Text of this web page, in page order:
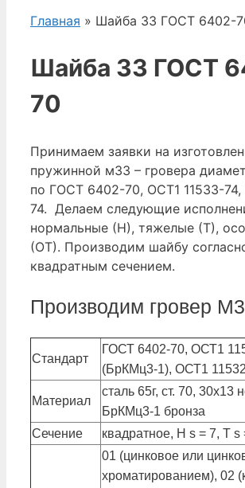
Главная » Шайба 33 ГОСТ 6402-
Шайба 33 ГОСТ
70
Принимаем заявки на
пружинной м33 – гровера
по ГОСТ 6402-70, ОСТ1 11533-74,
74. Делаем следующие
нормальные (Н), тяжелые (Т),
(ОТ). Производим шайбу
квадратным сечением.
Производим гровер
Стандарт
ГОСТ 6402-70, ОСТ1
(БрКМц3-1), ОСТ1
Материал
сталь 65г, ст. 70, 30х13
БрКМц3-1 бронза
Сечение
квадратное, Н s = 7, Т s
01 (цинковое или
хроматированием), 02